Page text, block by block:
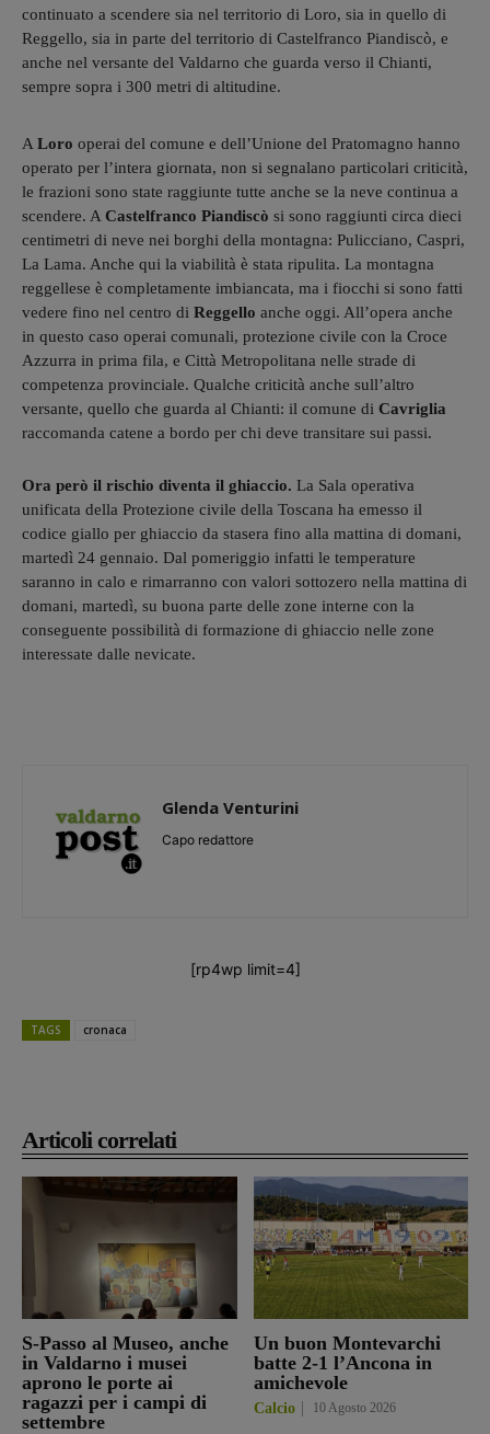
Articoli correlati
S-Passo al Museo, anche
in Valdarno i musei
aprono le porte ai
ragazzi per i campi di
settembre
Un buon Montevarchi
batte 2-1 l’Ancona in
amichevole
Calcio 10 Agosto 2026
continuato a scendere sia nel territorio di Loro, sia in quello di
Reggello, sia in parte del territorio di Castelfranco Piandiscò, e
anche nel versante del Valdarno che guarda verso il Chianti,
sempre sopra i 300 metri di altitudine.
A Loro operai del comune e dell’Unione del Pratomagno hanno
operato per l’intera giornata, non si segnalano particolari criticità,
le frazioni sono state raggiunte tutte anche se la neve continua a
scendere. A Castelfranco Piandiscò si sono raggiunti circa dieci
centimetri di neve nei borghi della montagna: Pulicciano, Caspri,
La Lama. Anche qui la viabilità è stata ripulita. La montagna
reggellese è completamente imbiancata, ma i fiocchi si sono fatti
vedere fino nel centro di Reggello anche oggi. All’opera anche
in questo caso operai comunali, protezione civile con la Croce
Azzurra in prima fila, e Città Metropolitana nelle strade di
competenza provinciale. Qualche criticità anche sull’altro
versante, quello che guarda al Chianti: il comune di Cavriglia
raccomanda catene a bordo per chi deve transitare sui passi.
Ora però il rischio diventa il ghiaccio. La Sala operativa
unificata della Protezione civile della Toscana ha emesso il
codice giallo per ghiaccio da stasera fino alla mattina di domani,
martedì 24 gennaio. Dal pomeriggio infatti le temperature
saranno in calo e rimarranno con valori sottozero nella mattina di
domani, martedì, su buona parte delle zone interne con la
conseguente possibilità di formazione di ghiaccio nelle zone
interessate dalle nevicate.
Glenda Venturini
Capo redattore
[rp4wp limit=4]
TAGS cronaca